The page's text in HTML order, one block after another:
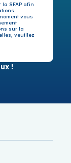
la SFAP afin
vous
sur la
veuillez
!